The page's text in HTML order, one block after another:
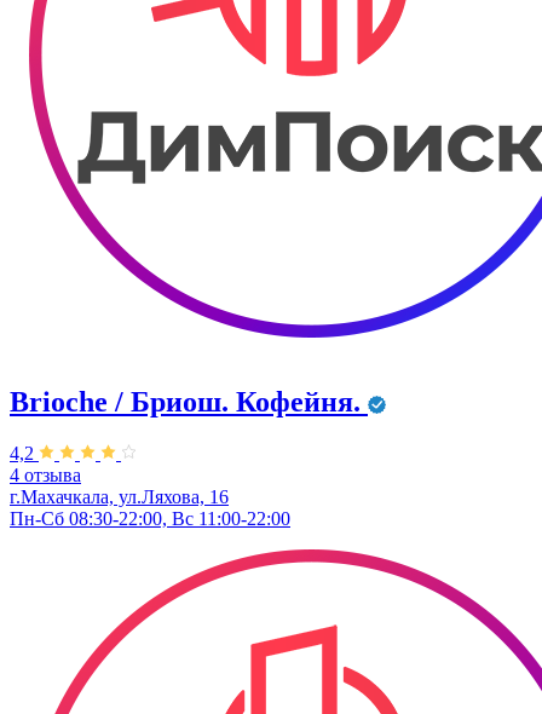
Brioche / Бриош. Кофейня.
4,2
4 отзыва
г.Махачкала, ул.Ляхова, 16
Пн-Сб 08:30-22:00, Вс 11:00-22:00